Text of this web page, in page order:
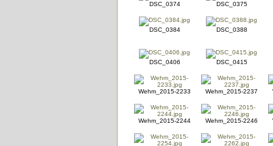
DSC_0374 DSC_0375
DSC_0384 DSC_0388
DSC_0406 DSC_0415
Wehm_2015-2233 Wehm_2015-2237
Wehm_2015-2244 Wehm_2015-2246